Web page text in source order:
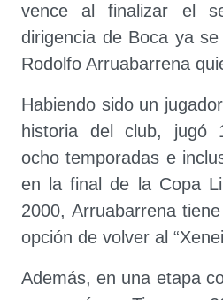
vence al finalizar el
dirigencia de Boca ya
Rodolfo Arruabarrena
Habiendo sido un
historia del club, jugó
ocho temporadas e
en la final de la Copa
2000, Arruabarrena
opción de volver al
Además, en una etapa